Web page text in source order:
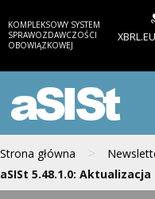
KOMPLEKSOWY SYSTEM
SPRAWOZDAWCZOŚCI
OBOWIĄZKOWEJ
XBRL.EU
aSISt
Strona główna >
aSISt 5.48.1.0: Aktualizacja